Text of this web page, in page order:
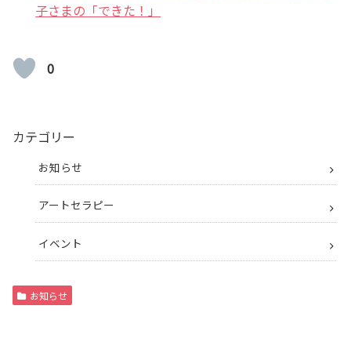
子さまの「できた！」
0
カテゴリー
お知らせ
アートセラピー
イベント
お知らせ